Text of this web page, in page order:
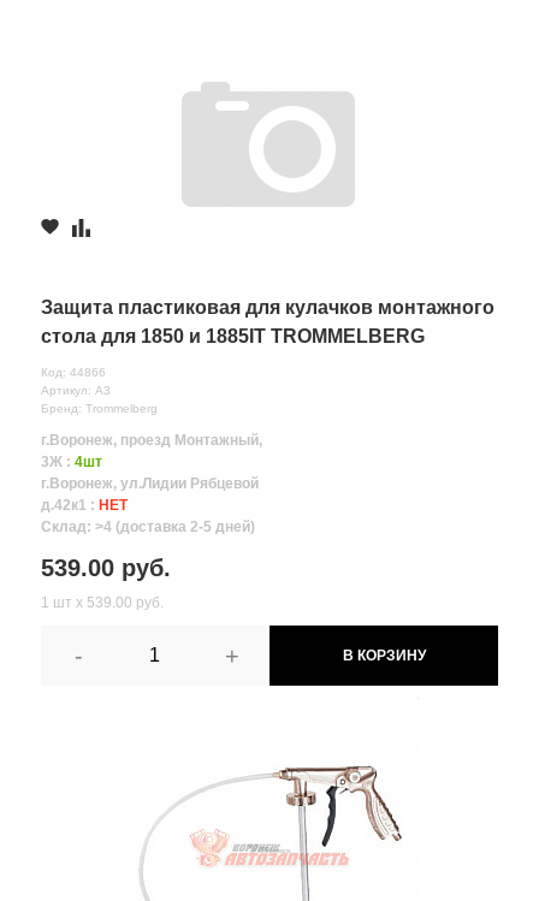
Защита пластиковая для кулачков монтажного
стола для 1850 и 1885IT TROMMELBERG
Код: 44866
Артикул: A3
Бренд: Trommelberg
г.Воронеж, проезд Монтажный,
3Ж : 4шт
г.Воронеж, ул.Лидии Рябцевой
д.42к1 : НЕТ
Склад: >4 (доставка 2-5 дней)
539.00 руб.
1 шт х 539.00 руб.
- + В КОРЗИНУ